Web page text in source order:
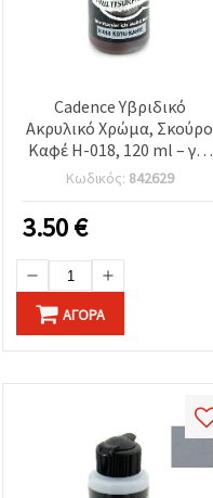
Cadence Υβριδικό
Ακρυλικό Χρώμα, Σκούρο
Καφέ H-018, 120 ml – για
χειροτεχνίες &
ντεκουπάζ
Κωδικός: 842629
3.50€
ΑΓΟΡΆ